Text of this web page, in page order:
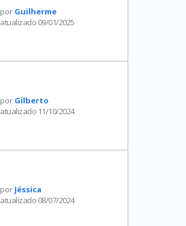
por Guilherme
atualizado 09/01/2025
por Gilberto
atualizado 11/10/2024
por Jéssica
atualizado 08/07/2024